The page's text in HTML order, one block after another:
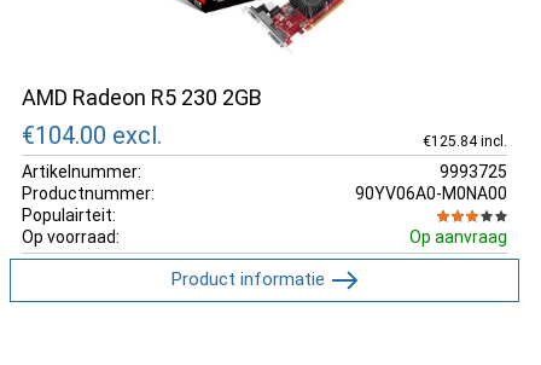
AMD Radeon R5 230 2GB
€104.00 excl. €125.84 incl.
Artikelnummer:
9993725
Productnummer:
90YV06A0-M0NA00
Populairteit:
Op voorraad:
Op aanvraag
Product informatie